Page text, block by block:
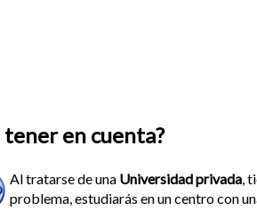
tener en cuenta?
Al tratarse de una Universidad privada ,
problema, estudiarás en un centro con